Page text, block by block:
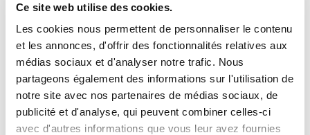
Ce site web utilise des cookies.
Les cookies nous permettent de personnaliser le contenu
et les annonces, d'offrir des fonctionnalités relatives aux
médias sociaux et d'analyser notre trafic. Nous
partageons également des informations sur l'utilisation de
notre site avec nos partenaires de médias sociaux, de
publicité et d'analyse, qui peuvent combiner celles-ci
avec d'autres informations que vous leur avez fournies
3 x 2 mètres 143,40